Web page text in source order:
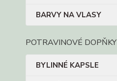
BARVY NA VLASY
POTRAVINOVÉ DOPŇKY
BYLINNÉ KAPSLE